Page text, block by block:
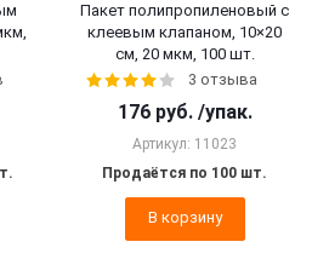
Пакет полипропиленовый с
клеевым клапаном, 10×20
см, 20 мкм, 100 шт.
3 отзыва
176 руб. /упак.
Артикул: 11023
Продаётся по 100 шт.
В корзину